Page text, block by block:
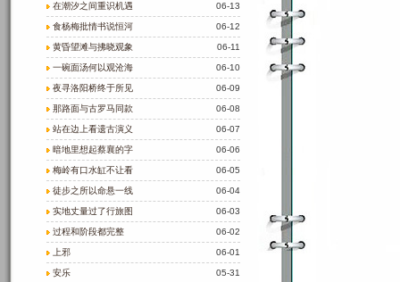
06-13
在潮汐之间重识机遇
06-12
食杨梅批情书说恒河
06-11
黄昏望滩与拂晓观象
06-10
一碗面汤何以观沧海
06-09
夜寻洛阳桥终于所见
06-08
那路面与古罗马同款
06-07
站在边上看遗古演义
06-06
暗地里想起蔡襄的字
06-05
梅岭有口水缸不让看
06-04
徒步之所以命悬一线
06-03
实地丈量过了行旅图
06-02
过程和阶段都完整
06-01
上邪
05-31
安乐